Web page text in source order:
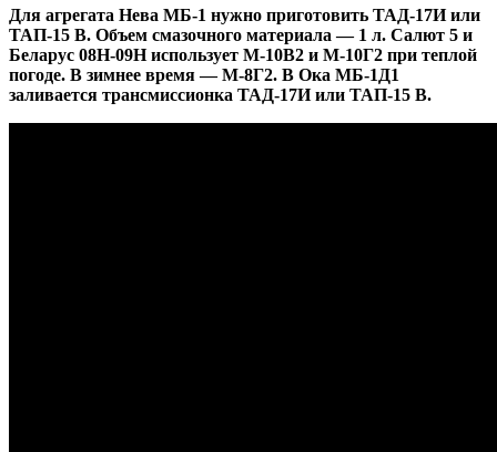
Для агрегата Нева МБ-1 нужно приготовить ТАД-17И или
ТАП-15 В. Объем смазочного материала — 1 л. Салют 5 и
Беларус 08Н-09Н использует М-10В2 и М-10Г2 при теплой
погоде. В зимнее время — М-8Г2. В Ока МБ-1Д1
заливается трансмиссионка ТАД-17И или ТАП-15 В.